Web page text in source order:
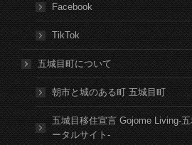
Facebook
TikTok
五城目町について
朝市と城のある町 五城目町
五城目移住宣言 Gojome Living-
ータルサイト-